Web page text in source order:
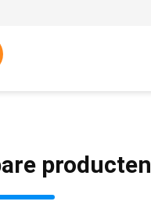
producten